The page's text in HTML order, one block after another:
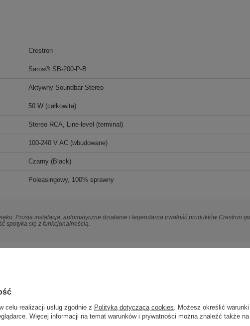
Crestron
Saros® SB-200-P-B
Aktywny Soundbar Stereo
50 W (całkowita)
Stereo RCA, Line-level (terminal)
100-240 V AC (wbudowane)
Czarny (Black)
Poleasingowy, 100% sprawny
Prosta instalacja, automatyczne działanie i legendarna trwałość produktów Crestron
spotyka się z funkcjonalnością.
celu realizacji usług zgodnie z Polityką dotyczącą cookies . Możesz określić
Więcej informacji na temat warunków i prywatności można znaleźć także